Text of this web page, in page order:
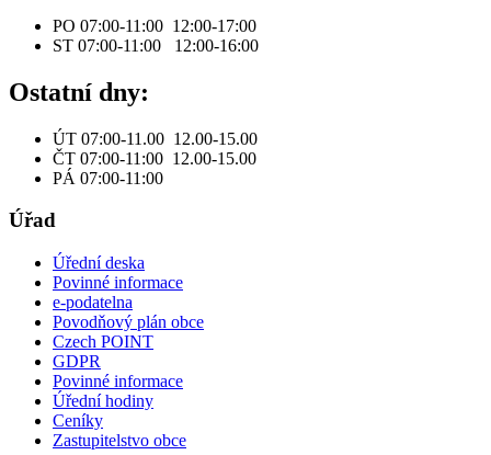
PO 07:00-11:00 12:00-17:00
ST 07:00-11:00 12:00-16:00
Ostatní dny:
ÚT 07:00-11.00 12.00-15.00
ČT 07:00-11:00 12.00-15.00
PÁ 07:00-11:00
Úřad
Úřední deska
Povinné informace
e-podatelna
Povodňový plán obce
Czech POINT
GDPR
Povinné informace
Úřední hodiny
Ceníky
Zastupitelstvo obce